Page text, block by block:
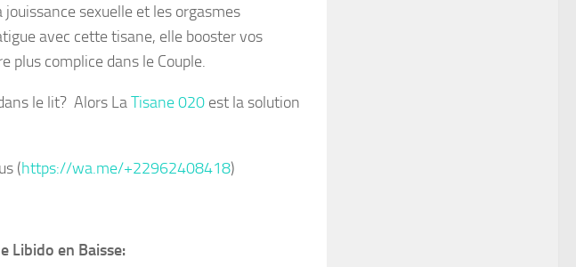
sexuelle et les orgasmes
avec cette tisane, elle booster vos
plus complice dans le Couple.
le lit? Alors LaTisane 020 est la solution
(https://wa.me/+22962408418)
Libido en Baisse: